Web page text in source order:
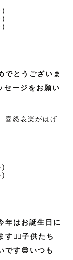
でとうございま
セージをお願い
喜怒哀楽がはげ
年はお誕生日に
❤️‍🔥子供たち
です😌いつも